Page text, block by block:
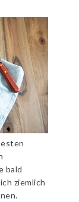
bald
ziemlich